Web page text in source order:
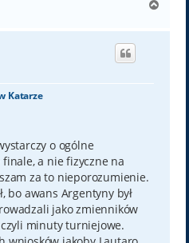
g
Katarze
o ogólne
a nie fizyczne na
za to nieporozumienie.
bo awans Argentyny był
jako zmienników
minuty turniejowe.